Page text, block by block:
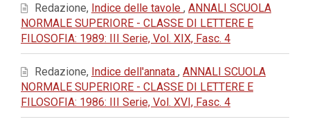
Redazione, Indice delle tavole , ANNALI SCUOLA
NORMALE SUPERIORE - CLASSE DI LETTERE E
FILOSOFIA: 1989: III Serie, Vol. XIX, Fasc. 4
Redazione, Indice dell'annata , ANNALI SCUOLA
NORMALE SUPERIORE - CLASSE DI LETTERE E
FILOSOFIA: 1986: III Serie, Vol. XVI, Fasc. 4